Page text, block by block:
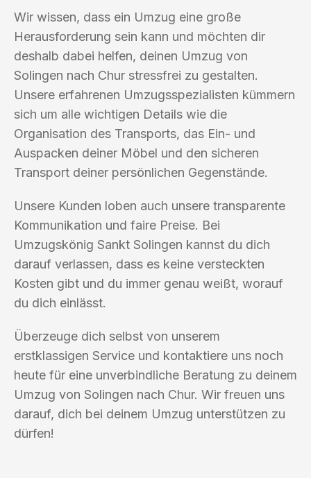
Wir wissen, dass ein Umzug eine große
Herausforderung sein kann und möchten dir
deshalb dabei helfen, deinen Umzug von
Solingen nach Chur stressfrei zu gestalten.
Unsere erfahrenen Umzugsspezialisten kümmern
sich um alle wichtigen Details wie die
Organisation des Transports, das Ein- und
Auspacken deiner Möbel und den sicheren
Transport deiner persönlichen Gegenstände.
Unsere Kunden loben auch unsere transparente
Kommunikation und faire Preise. Bei
Umzugskönig Sankt Solingen kannst du dich
darauf verlassen, dass es keine versteckten
Kosten gibt und du immer genau weißt, worauf
du dich einlässt.
Überzeuge dich selbst von unserem
erstklassigen Service und kontaktiere uns noch
heute für eine unverbindliche Beratung zu deinem
Umzug von Solingen nach Chur. Wir freuen uns
darauf, dich bei deinem Umzug unterstützen zu
dürfen!